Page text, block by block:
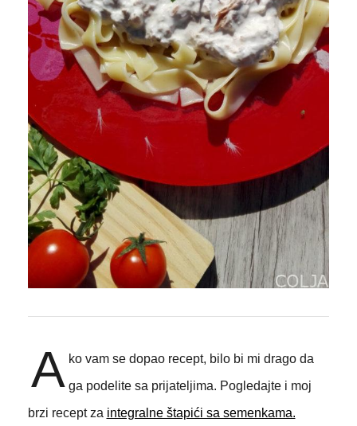
A ko vam se dopao recept, bilo bi mi drago da
ga podelite sa prijateljima. Pogledajte i moj
brzi recept za integralne štapići sa semenkama.